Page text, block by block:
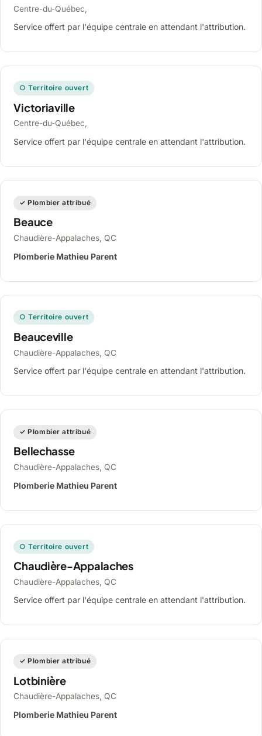
Centre-du-Québec,
Service offert par l'équipe centrale en attendant l'attribution.
○ Territoire ouvert
Victoriaville
Centre-du-Québec,
Service offert par l'équipe centrale en attendant l'attribution.
✓ Plombier attribué
Beauce
Chaudière-Appalaches, QC
Plomberie Mathieu Parent
○ Territoire ouvert
Beauceville
Chaudière-Appalaches, QC
Service offert par l'équipe centrale en attendant l'attribution.
✓ Plombier attribué
Bellechasse
Chaudière-Appalaches, QC
Plomberie Mathieu Parent
○ Territoire ouvert
Chaudière-Appalaches
Chaudière-Appalaches, QC
Service offert par l'équipe centrale en attendant l'attribution.
✓ Plombier attribué
Lotbinière
Chaudière-Appalaches, QC
Plomberie Mathieu Parent